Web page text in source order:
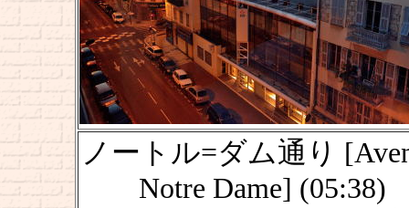
ノートル=ダム通り
Notre Dame] (05:38)